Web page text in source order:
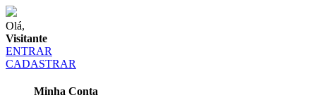
Olá,
Visitante
ENTRAR
CADASTRAR
Minha Conta